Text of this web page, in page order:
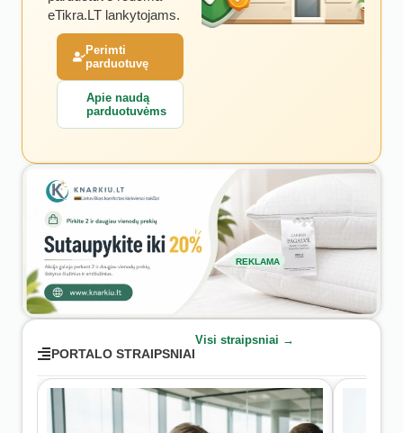
eTikra.LT lankytojams.
Perimti
parduotuvę
Apie naudą
parduotuvėms
REKLAMA
PORTALO STRAIPSNIAI
Visi straipsniai →